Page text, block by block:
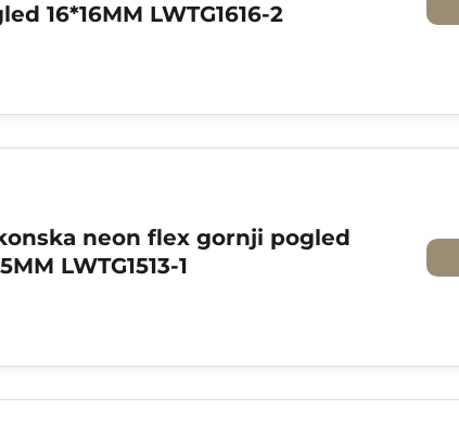
16*16MM LWTG1616-2
neon flex gornji pogled
LWTG1513-1